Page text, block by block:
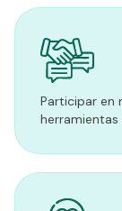
Participar en
herramientas